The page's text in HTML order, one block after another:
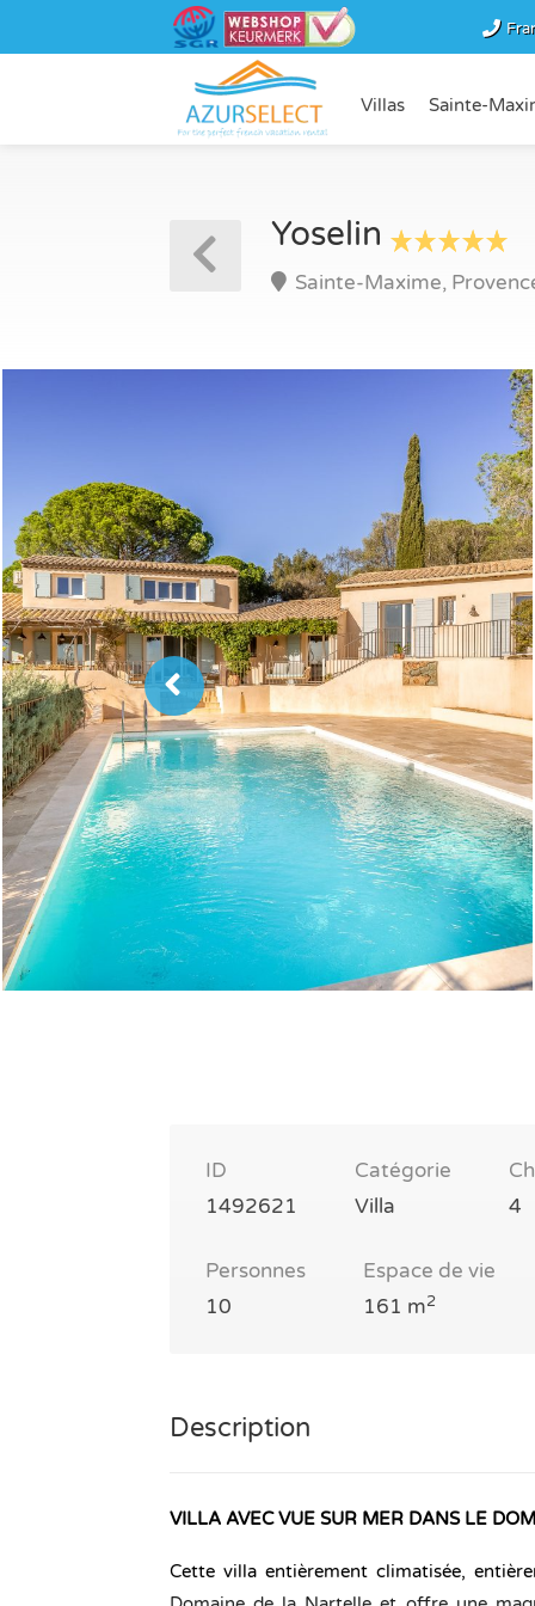
Villas Sainte-
Yoselin
Sainte-Maxime,
ID
1492621
Catégorie
Villa
4
Personnes
10
Espace de vie
161 m2
Description
VILLA AVEC VUE SUR MER DANS LE
Cette villa entièrement climatisée,